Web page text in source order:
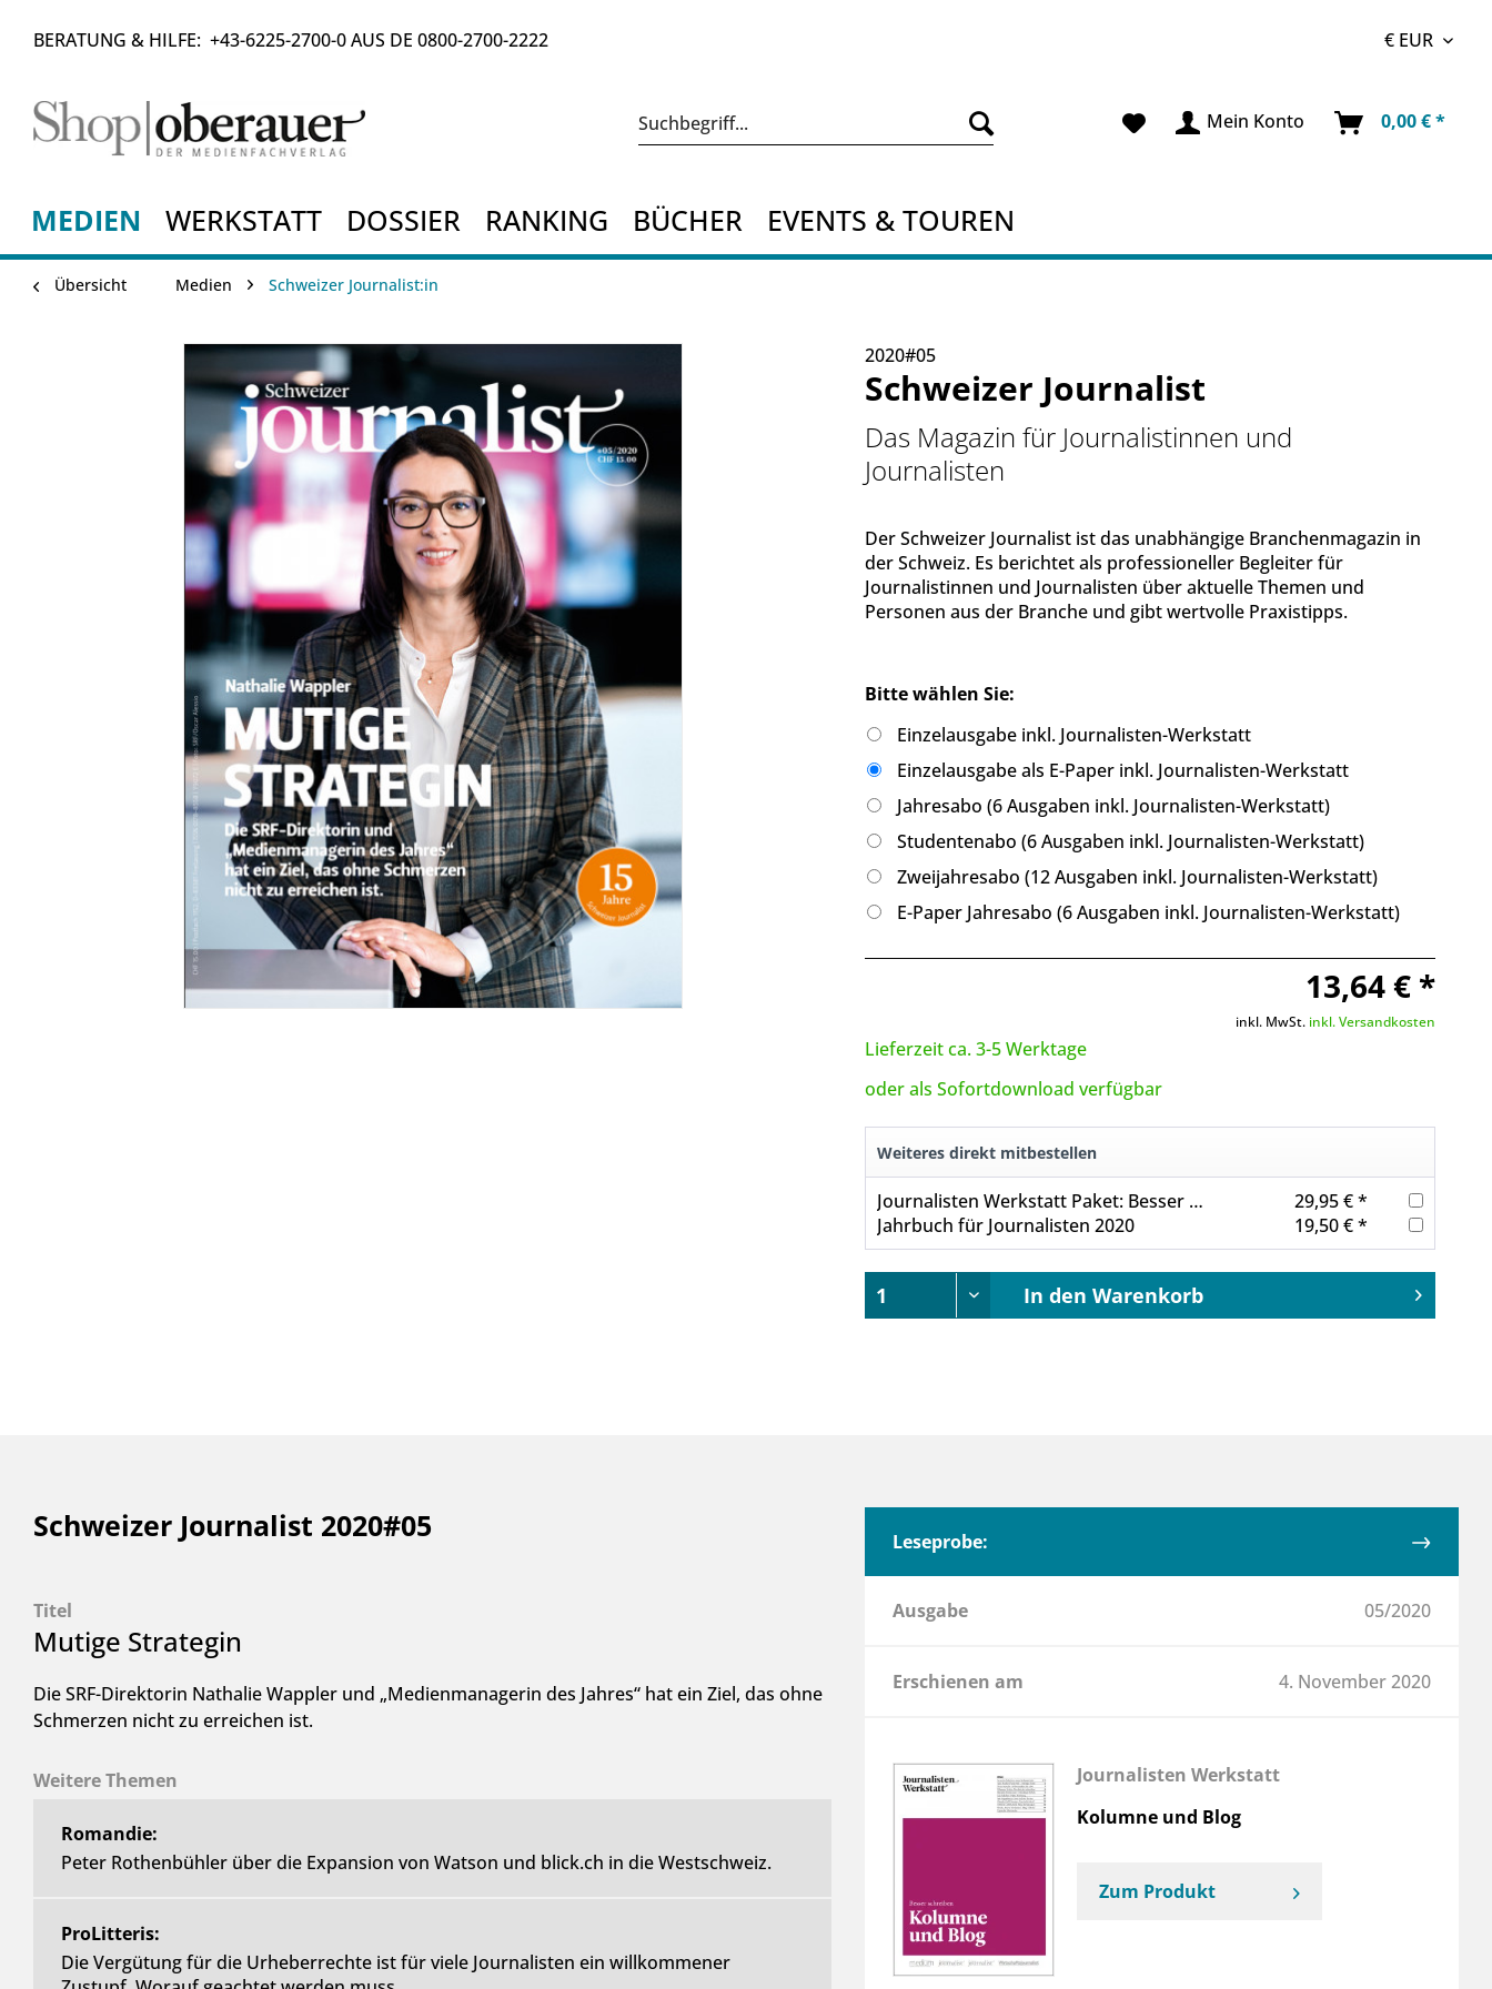
BERATUNG & HILFE: +43-6225-2700-0AUS DE 0800-2700-2222
Mein Konto 0,00 € *
MEDIEN WERKSTATT DOSSIER RANKING BÜCHER EVENTS & TOUREN
Übersicht Medien Schweizer Journalist:in
2020#05
Schweizer Journalist
Das Magazin für Journalistinnen und
Journalisten
Der Schweizer Journalist ist das unabhängige Branchenmagazin in
der Schweiz. Es berichtet als professioneller Begleiter für
Journalistinnen und Journalisten über aktuelle Themen und
Personen aus der Branche und gibt wertvolle Praxistipps.
Bitte wählen Sie:
Einzelausgabe inkl. Journalisten-Werkstatt
Einzelausgabe als E-Paper inkl. Journalisten-Werkstatt
Jahresabo (6 Ausgaben inkl. Journalisten-Werkstatt)
Studentenabo (6 Ausgaben inkl. Journalisten-Werkstatt)
Zweijahresabo (12 Ausgaben inkl. Journalisten-Werkstatt)
E-Paper Jahresabo (6 Ausgaben inkl. Journalisten-Werkstatt)
13,64 € *
inkl. MwSt. inkl. Versandkosten
Lieferzeit ca. 3-5 Werktage
oder als Sofortdownload verfügbar
Weiteres direkt mitbestellen
Journalisten Werkstatt Paket: Besser schreiben 2
29,95 € *
Jahrbuch für Journalisten 2020
19,50 € *
In den Warenkorb
Schweizer Journalist 2020#05
Titel
Mutige Strategin
Die SRF-Direktorin Nathalie Wappler und „Medienmanagerin des Jahres“ hat ein Ziel, das ohne
Schmerzen nicht zu erreichen ist.
Weitere Themen
Romandie:
Peter Rothenbühler über die Expansion von Watson und blick.ch in die Westschweiz.
ProLitteris:
Die Vergütung für die Urheberrechte ist für viele Journalisten ein willkommener
Leseprobe:
Ausgabe 05/2020
Erschienen am 4. November 2020
Journalisten Werkstatt
Kolumne und Blog
Zum Produkt